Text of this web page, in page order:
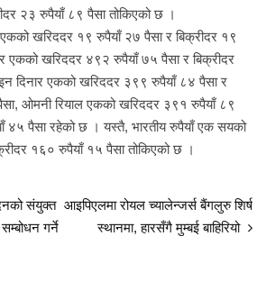
२३ रुपैयाँ ८९ पैसा तोकिएको छ ।
खरिददर १९ रुपैयाँ २७ पैसा र बिक्रीदर १९
एकको खरिददर ४९२ रुपैयाँ ७५ पैसा र बिक्रीदर
दिनार एकको खरिददर ३९९ रुपैयाँ ८४ पैसा र
ओमनी रियाल एकको खरिददर ३९१ रुपैयाँ ८९
४५ पैसा रहेको छ । यस्तै, भारतीय रुपैयाँ एक सयको
१६० रुपैयाँ १५ पैसा तोकिएको छ ।
संयुक्त
गर्ने
आइपिएलमा रोयल च्यालेन्जर्स बैंगलुरु शिर्ष
स्थानमा, हारसँगै मुम्बई बाहिरियो